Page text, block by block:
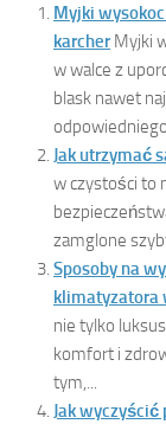
Myjki
karcher Myjki
w walce z
blask nawet
Jak utrzymać
w czystości to
zamglone
Sposoby na
klimatyzatora
nie tylko
komfort i
tym,...
Jak